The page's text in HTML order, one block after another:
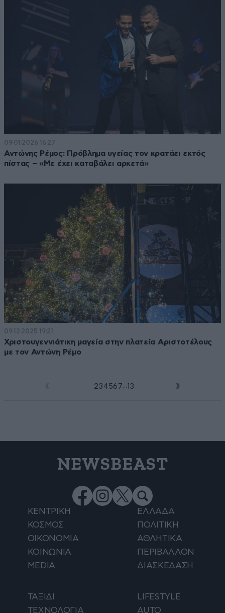
09·01·2026 16:27
Αντώνης Ρέμος: Πρόβλημα υγείας τον κρατάει εκτός
πίστας – «Με έχει καταβάλει αρκετά»
09·12·2025 19:21
Χριστουγεννιάτικη μαγεία στην πλατεία Αριστοτέλους
με τον Αντώνη Ρέμο
23 4 56 7 ...13
NEWSBEAST
ΚΕΝΤΡΙΚΗ
ΕΛΛΑΔΑ
ΚΟΣΜΟΣ
ΠΟΛΙΤΙΚΗ
ΟΙΚΟΝΟΜΙΑ
ΑΘΛΗΤΙΚΑ
ΚΟΙΝΩΝΙΑ
ΠΕΡΙΒΑΛΛΟΝ
MEDIA
ΔΙΑΣΚΕΔΑΣΗ
ΤΑΞΙΔΙ
LIFESTYLE
ΤΕΧΝΟΛΟΓΙΑ
AUTO